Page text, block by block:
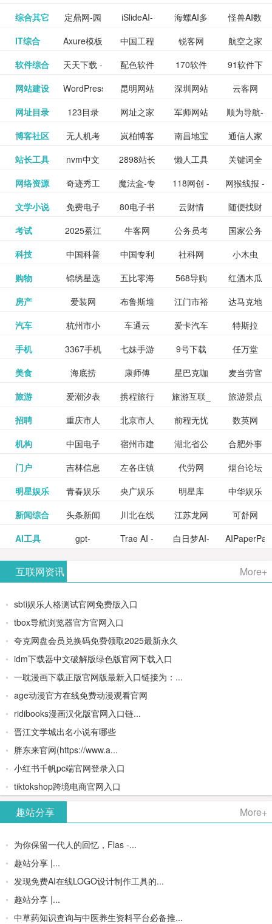
全 频
包括上映
影片的影
讯查询及
购票服
务。你可
和看过的
电影电视
剧，顺便
打分、写
味，豆瓣
电影会推
荐好电影
给你。
_www.sanmao.com.cn_
素材免费
图库
nas论
坛|nas1.cn|nas1|nas
流社区
文写作-AI
毕业设计-
PPT模板
生成
作 - 国内
领先的AI
图片、文
案创作平
讯飞星火-
懂我的AI
助手
更多>>
综合其它 定鼎网-园
林景观建
筑室内设
iSlideAI-
一键生成
PPT模板
海螺AI多
模态大语
言模型
怪兽AI数
字人
九章开物 更多>>
IT综合 Axure模板
网
中国工程
科技知识
中心
锐客网
航空之家
牛品汇
更多>>
软件综合 天天下载 -
绿色精品
软件应用
配色软件
园
170软件
下载站
91软件下
载
yx12345
下载站
更多>>
网站建设 WordPress
主题模板
下载_爱主
昆明网站
建设
深圳网站
建设
云客网
SEO众包
服务平台
深圳网站
建设
更多>>
网址目录 123目录
网
网址之家 军师网站
目录网址
大全
顺为导航-
办公运营
工具导航
易推分类
目录网
更多>>
博客社区 无人机考
证资讯网
岚柏博客 南昌地宝
网_南昌论
坛
通信人家
园
精易论坛 更多>>
站长工具 nvm中文
网
2898站长
资源平台
懒人工具 关键词全
网指数查
询
SEO工具
- 站长之家
更多>>
网络资源 奇迹秀工
具箱-设计
师必备设
辅助神器
魔法盒-专
业的游戏
动画特效
118网创 -
创业项目
资源分享
网猴线报 -
一个简单
且纯粹的
网站
线报酷 -
专注线报
活动
更多>>
文学小说 免费电子
书下载
网,txt小说
完结txt小
说-书本网
80电子书
_八零电子
书_80txt_
云财情 随便找财
经网
钱如故 更多>>
考试 2025綦江
区中考志
愿填报系
牛客网 公务员考
试-中公教
育网
国家公务
员局
公务员考
试信息网
更多>>
科技 中国科普
博览
中国专利
信息网
社科网
小木虫
中国科学
院
更多>>
购物 锦绣星选
海淘
五比零海
淘网
568导购
网
红酒木瓜
靓汤官网
淘宝 更多>>
房产 爱装网 布鲁斯墙
纸
江门市裕
华墙纸
达马克地
产
格莱美墙
纸
更多>>
汽车 杭州市小
客车总量
调控管理
车通云 爱卡汽车
导购
特斯拉
百度有驾
网
更多>>
手机 3367手机
游戏
七妹手游 9号下载
任万堂
游戏邦
更多>>
美食 海底捞 康师傅 星巴克咖
啡
麦当劳官
网
心食谱网 更多>>
旅游 爱潮汐表 携程旅行
网
旅游互联_
景点门票
预订
旅游景点
点评-猫途
鹰
北京旅游
网
更多>>
招聘 重庆市人
力资源和
社会保障
北京市人
力资源和
社会保障
前程无忧
招聘网
数英网
聘才网
更多>>
机构 中国电子
检验检疫
业务网
宿州市建
委网
湖北省公
管局
合肥外事
办
湖北省粮
食局
更多>>
门户 吉林信息
网
左各庄镇
论坛
代劳网
烟台论坛
腾讯充值
中心
更多>>
明星娱乐 青春娱乐
网
央广娱乐
网,
明星库 中华娱乐
网
网易娱乐 更多>>
新闻综合 头条新闻 川北在线 江苏龙网
可舒网
巾帼网
更多>>
AI工具 gpt-
OpenAI最
新AI图像
生成器
Trae AI -
境/深度集
成
Doubao-
1.5-pro与
白日梦AI-
- AI论文写
高质量
PPT
互联网资讯 More+
sbti娱乐人格测试官网免费版入口
tbox导航浏览器官方官网入口
夸克网盘会员兑换码免费领取2025最新永久
idm下载器中文破解版绿色版官网下载入口
一耽漫画下载正版官网版最新入口链接为：...
age动漫官方在线免费动漫观看官网
ridibooks漫画汉化版官网入口链...
晋江文学城出名小说有哪些
胖东来官网(https://www.a...
小红书千帆pc端官网登录入口
tiktokshop跨境电商官网入口
趣站分享 More+
为你保留一代人的回忆，Flas -...
趣站分享 |...
发现免费AI在线LOGO设计制作工具的...
趣站分享 |...
中草药知识查询与中医养生资料平台必备推...